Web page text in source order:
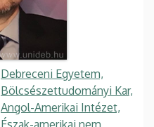
Debreceni Egyetem,
Bölcsészettudományi Kar,
Angol-Amerikai Intézet,